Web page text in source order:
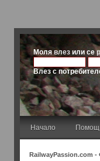
Молявлез или се
Влез с
Начало Помощ
RailwayPassion.com